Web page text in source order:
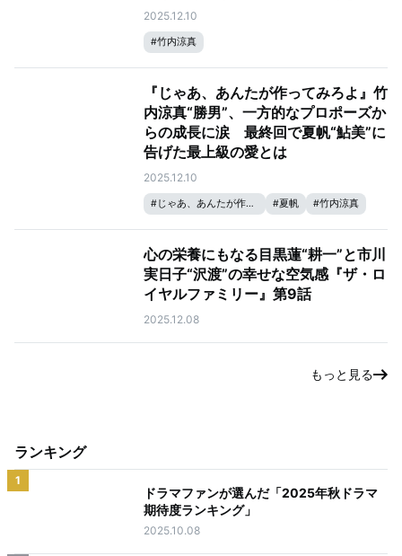
2025.12.10
#竹内涼真
『じゃあ、あんたが作ってみろよ』竹
内涼真“勝男”、一方的なプロポーズか
らの成長に涙 最終回で夏帆“鮎美”に
告げた最上級の愛とは
2025.12.10
#じゃあ、あんたが作ってみろよ #夏帆 #竹内涼真
心の栄養にもなる目黒蓮“耕一”と市川
実日子“沢渡”の幸せな空気感『ザ・ロ
イヤルファミリー』第9話
2025.12.08
もっと見る
ランキング
1
ドラマファンが選んだ「2025年秋ドラマ
期待度ランキング」
2025.10.08